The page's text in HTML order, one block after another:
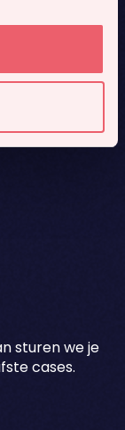
sturen we je
cases.